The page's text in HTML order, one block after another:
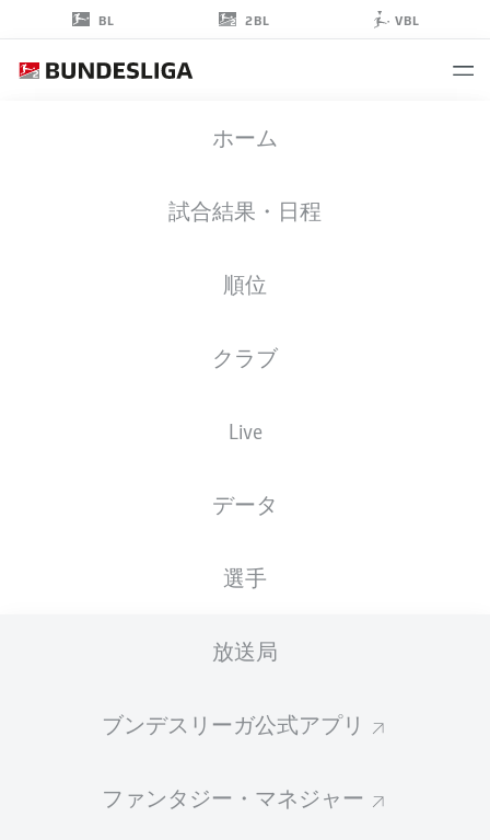
BL 2BL VBL
ホーム
試合結果・日程
順位
クラブ
Live
データ
選手
放送局
ブンデスリーガ公式アプリ
ファンタジー・マネジャー
27.02.1998